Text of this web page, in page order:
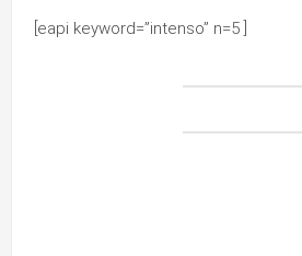
[eapi keyword=”intenso” n=5 ]